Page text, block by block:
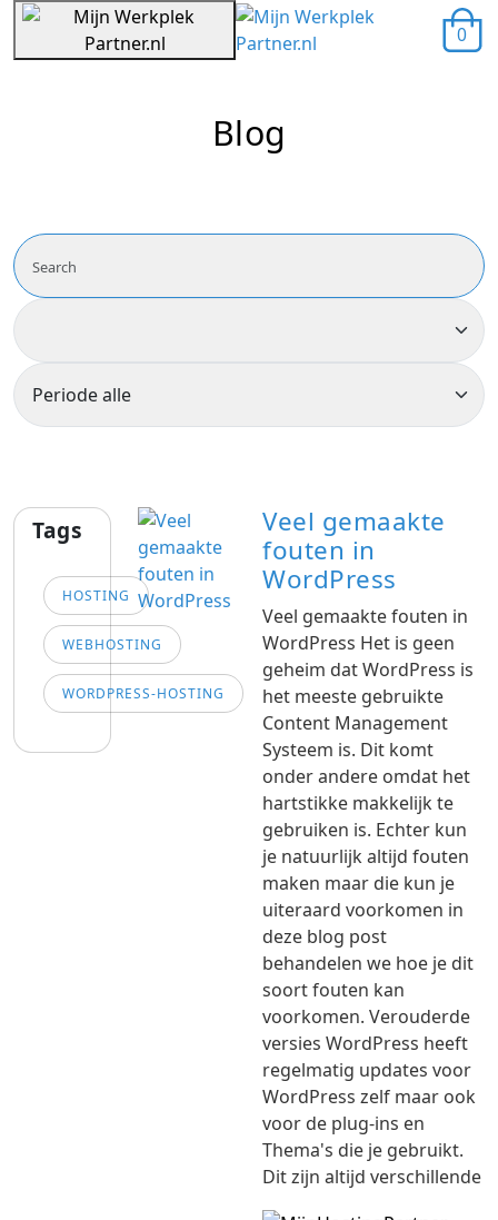
0
Blog
Tags
HOSTING
WEBHOSTING
WORDPRESS-HOSTING
Veel gemaakte
fouten in
WordPress
Veel gemaakte fouten in
WordPress Het is geen
geheim dat WordPress is
het meeste gebruikte
Content Management
Systeem is. Dit komt
onder andere omdat het
hartstikke makkelijk te
gebruiken is. Echter kun
je natuurlijk altijd fouten
maken maar die kun je
uiteraard voorkomen in
deze blog post
behandelen we hoe je dit
soort fouten kan
voorkomen. Verouderde
versies WordPress heeft
regelmatig updates voor
WordPress zelf maar ook
voor de plug-ins en
Thema's die je gebruikt.
Dit zijn altijd verschillende